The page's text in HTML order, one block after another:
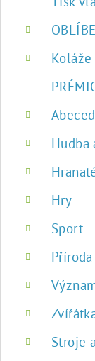
Hudba
Hry
Sport
Příroda
Stroje